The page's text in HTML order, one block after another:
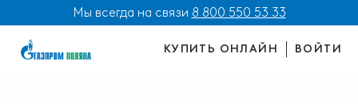
Мы всегда на связи 8 800 550 53 33
КУПИТЬ ОНЛАЙН ВОЙТИ